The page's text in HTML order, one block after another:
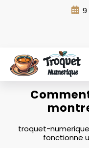
9
troquet-
fonctionne